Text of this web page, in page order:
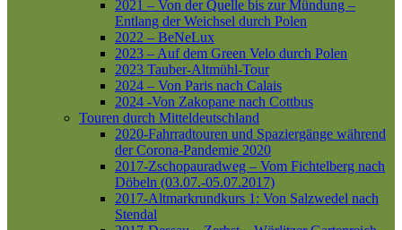
2021 – Von der Quelle bis zur Mündung –
Entlang der Weichsel durch Polen
2022 – BeNeLux
2023 – Auf dem Green Velo durch Polen
2023 Tauber-Altmühl-Tour
2024 – Von Paris nach Calais
2024 -Von Zakopane nach Cottbus
Touren durch Mitteldeutschland
2020-Fahrradtouren und Spaziergänge während
der Corona-Pandemie 2020
2017-Zschopauradweg – Vom Fichtelberg nach
Döbeln (03.07.-05.07.2017)
2017-Altmarkrundkurs 1: Von Salzwedel nach
Stendal